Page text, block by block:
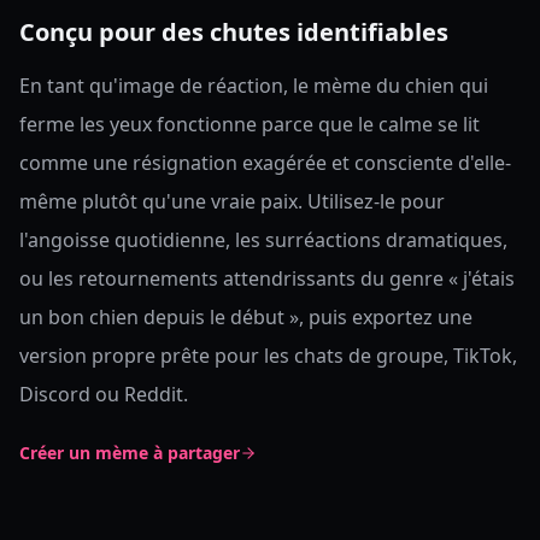
Conçu pour des chutes identifiables
En tant qu'image de réaction, le mème du chien qui
ferme les yeux fonctionne parce que le calme se lit
comme une résignation exagérée et consciente d'elle-
même plutôt qu'une vraie paix. Utilisez-le pour
l'angoisse quotidienne, les surréactions dramatiques,
ou les retournements attendrissants du genre « j'étais
un bon chien depuis le début », puis exportez une
version propre prête pour les chats de groupe, TikTok,
Discord ou Reddit.
Créer un mème à partager